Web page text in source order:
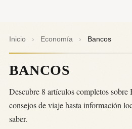
Inicio › Economía › Bancos
BANCOS
Descubre 8 artículos completos sobre
consejos de viaje hasta información
saber.